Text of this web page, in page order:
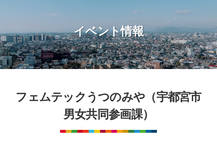
市
S
D
イベント情報
フェムテックうつのみや（宇都宮市
男女共同参画課）
プ
ラ
ッ
ト
ォ